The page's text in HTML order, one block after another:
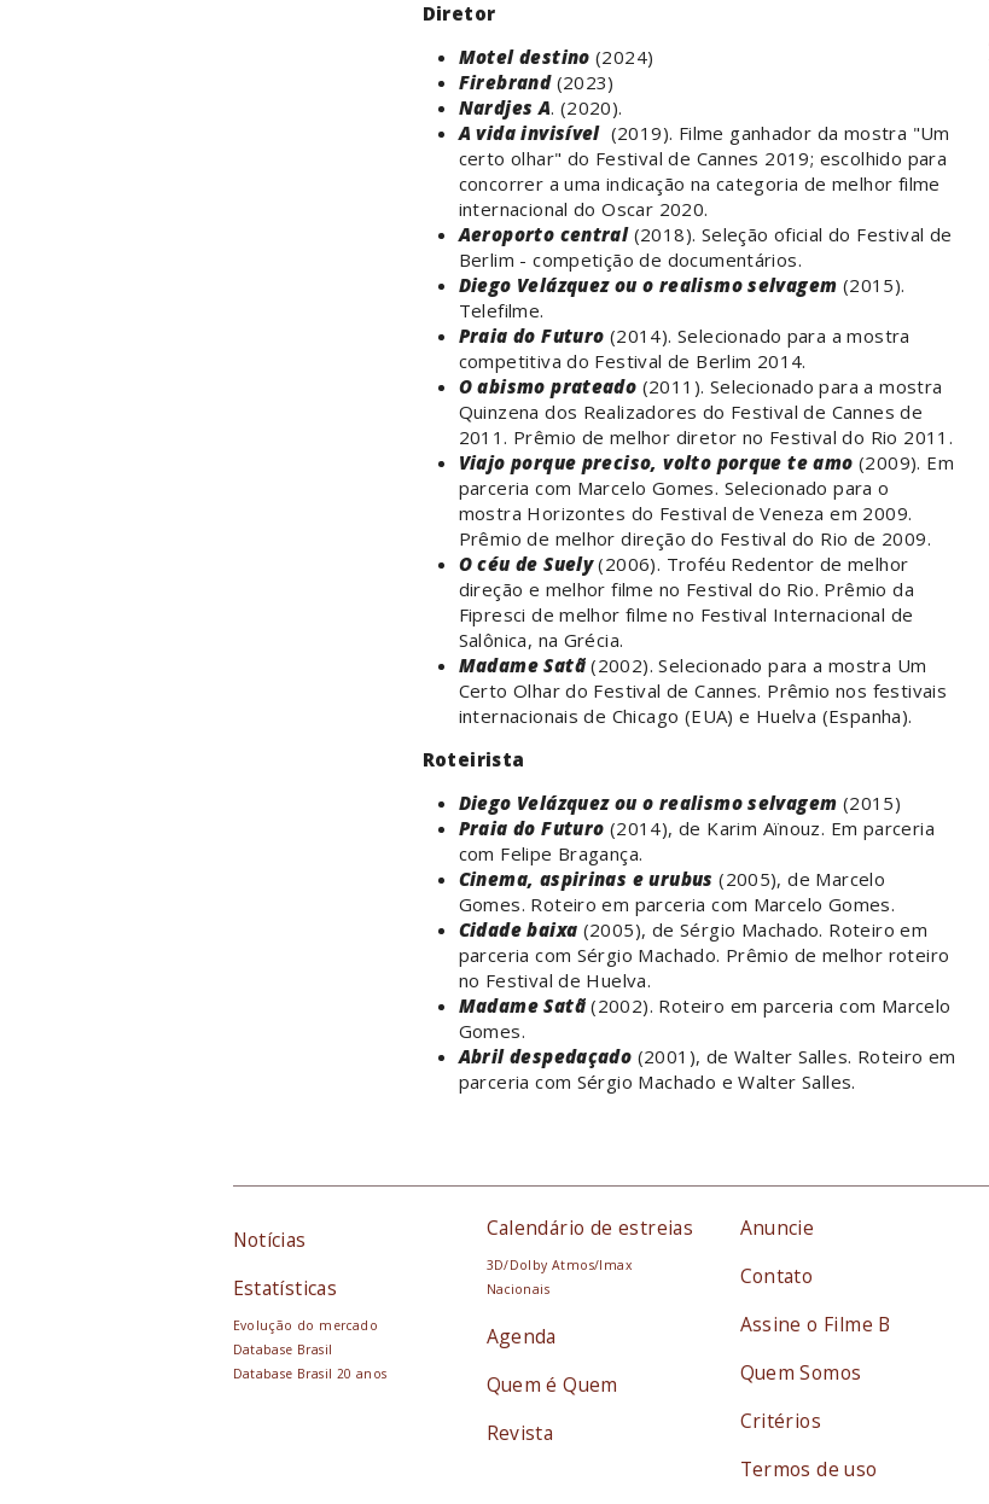
Diretor
Motel destino (2024)
Firebrand (2023)
Nardjes A. (2020).
A vida invisível(2019). Filme ganhador da mostra "Um
certo olhar" do Festival de Cannes 2019; escolhido para
concorrer a uma indicação na categoria de melhor filme
internacional do Oscar 2020.
Aeroporto central(2018). Seleção oficial do Festival de
Berlim - competição de documentários.
Diego Velázquez ou o realismo selvagem (2015).
Telefilme.
Praia do Futuro (2014). Selecionado para a mostra
competitiva do Festival de Berlim 2014.
O abismo prateado (2011). Selecionado para a mostra
Quinzena dos Realizadores do Festival de Cannes de
2011. Prêmio de melhor diretor no Festival do Rio 2011.
Viajo porque preciso, volto porque te amo (2009). Em
parceria com Marcelo Gomes. Selecionado para o
mostra Horizontes do Festival de Veneza em 2009.
Prêmio de melhor direção do Festival do Rio de 2009.
O céu de Suely(2006). Troféu Redentor de melhor
direção e melhor filme no Festival do Rio. Prêmio da
Fipresci de melhor filme no Festival Internacional de
Salônica, na Grécia.
Madame Satã(2002). Selecionado para a mostra Um
Certo Olhar do Festival de Cannes. Prêmio nos festivais
internacionais de Chicago (EUA) e Huelva (Espanha).
Roteirista
Diego Velázquez ou o realismo selvagem (2015)
Praia do Futuro (2014), de Karim Aïnouz. Em parceria
com Felipe Bragança.
Cinema, aspirinas e urubus (2005), de Marcelo
Gomes. Roteiro em parceria com Marcelo Gomes.
Cidade baixa (2005), de Sérgio Machado. Roteiro em
parceria com Sérgio Machado. Prêmio de melhor roteiro
no Festival de Huelva.
Madame Satã(2002). Roteiro em parceria com Marcelo
Gomes.
Abril despedaçado (2001), de Walter Salles. Roteiro em
parceria com Sérgio Machado e Walter Salles.
Notícias
Estatísticas
Evolução do mercado
Database Brasil
Database Brasil 20 anos
Calendário de estreias
3D/Dolby Atmos/Imax
Nacionais
Agenda
Quem é Quem
Revista
Anuncie
Contato
Assine o Filme B
Quem Somos
Critérios
Termos de uso